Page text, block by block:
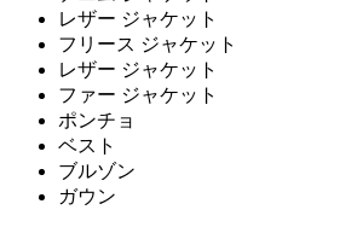
レザー ジャケット
フリース ジャケット
レザー ジャケット
ファー ジャケット
ポンチョ
ベスト
ブルゾン
ガウン